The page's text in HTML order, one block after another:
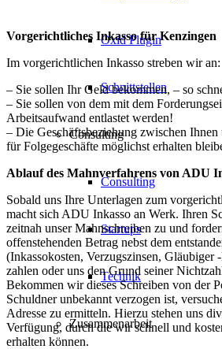
Oxid Plugin
Schnittstellen
Consulting
Consulting
Startups
Technik
Zusammenarbeit
Vorgerichtliches Inkasso für Kenzingen
Im vorgerichtlichen Inkasso streben wir an:
– Sie sollen Ihr Geld bekommen, – so
– Sie sollen von dem mit dem
Arbeitsaufwand entlastet werden!
– Die Geschäftsbeziehung zwischen
für Folgegeschäfte möglichst erhalten
Ablauf des Mahnverfahrens von ADU
Sobald uns Ihre Unterlagen zum
macht sich ADU Inkasso an Werk. Ihren
zeitnah unser Mahnschreiben zu und
offenstehenden Betrag nebst dem
(Inkassokosten, Verzugszinsen, Gläubiger
zahlen oder uns den Grund seiner
Bekommen wir dieses Schreiben von der
Schuldner unbekannt verzogen ist,
Adresse zu ermitteln. Hierzu stehen uns
Verfügung, durch die wir schnell und
erhalten können.